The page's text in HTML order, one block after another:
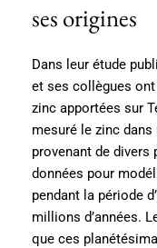
ses origines
Dans leur étude
et ses collègues
zinc apportées sur
mesuré le zinc
provenant de
données pour
pendant la période
millions d’années.
que ces